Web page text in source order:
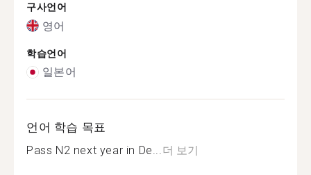
구사언어
영어
학습언어
일본어
언어 학습 목표
Pass N2 next year in De...더 보기